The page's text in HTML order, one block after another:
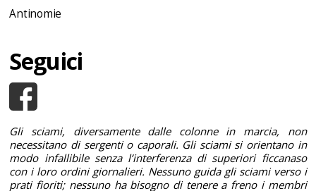
Antinomie
Seguici
Gli sciami, diversamente dalle colonne in marcia, non
necessitano di sergenti o caporali. Gli sciami si orientano in
modo infallibile senza l’interferenza di superiori ficcanaso
con i loro ordini giornalieri. Nessuno guida gli sciami verso i
prati fioriti; nessuno ha bisogno di tenere a freno i membri